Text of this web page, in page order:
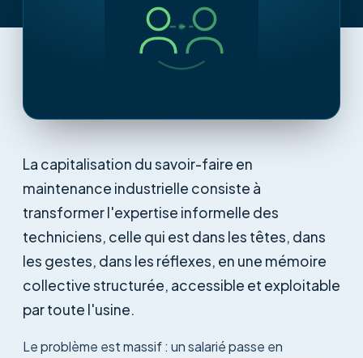
La capitalisation du savoir-faire en
maintenance industrielle consiste à
transformer l'expertise informelle des
techniciens, celle qui est dans les têtes, dans
les gestes, dans les réflexes, en une mémoire
collective structurée, accessible et exploitable
par toute l'usine.
Le problème est massif : un salarié passe en